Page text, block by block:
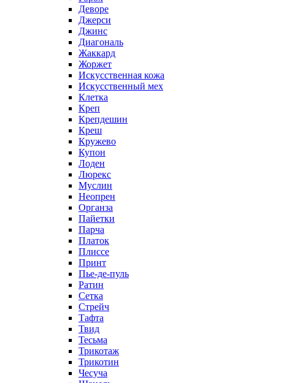
Деворе
Джерси
Джинс
Диагональ
Жаккард
Жоржет
Искусственная кожа
Искусственный мех
Клетка
Креп
Крепдешин
Креш
Кружево
Купон
Лоден
Люрекс
Муслин
Неопрен
Органза
Пайетки
Парча
Платок
Плиссе
Принт
Пье-де-пуль
Ратин
Сетка
Стрейч
Тафта
Твид
Тесьма
Трикотаж
Трикотин
Чесуча